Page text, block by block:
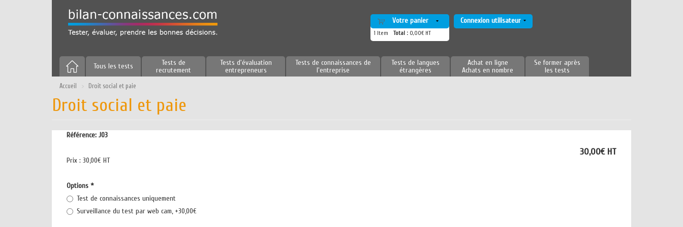
Tous les tests
Tests de
recrutement
Tests d'évaluation
entrepreneurs
Tests de connaissances de
l'entreprise
Tests de langues
étrangères
Achat en ligne
Achats en nombre
Se former après
les tests
Votre panier
1 Item Total : 0,00€ HT
Connexion utilisateur
Accueil Droit social et paie
Droit social et paie
Référence: J03
30,00€ HT
Prix : 30,00€ HT
Options *
Test de connaissances uniquement
Surveillance du test par web cam, +30,00€